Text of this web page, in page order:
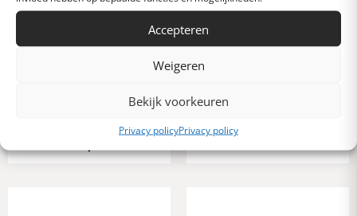
Accepteren
Weigeren
Bekijk voorkeuren
Privacy policyPrivacy policy
Atelier Rebul Pistachio
Macaron Hair & Body
Hour Shower gel 250 ml